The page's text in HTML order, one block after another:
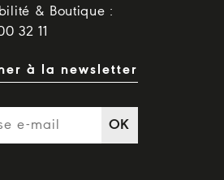
& Boutique :
32 11
à la newsletter
OK